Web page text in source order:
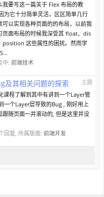
我要写这一篇关于 Flex 布局的教
为它十分简单灵活，区区简单几行
可以实现各种页面的的布局，以前我
页面布局的时候我深受其 float、dis
position 这些属性的困扰。然而学
中: 前端技术
主题
及其相关问题的探索
课程了解到其中有讲到一个Layer管
一个Layer层导致的Bug , 刚好用上
随页面一并滚动的, 但是这里并没
回复, 所属版面: 前端开发